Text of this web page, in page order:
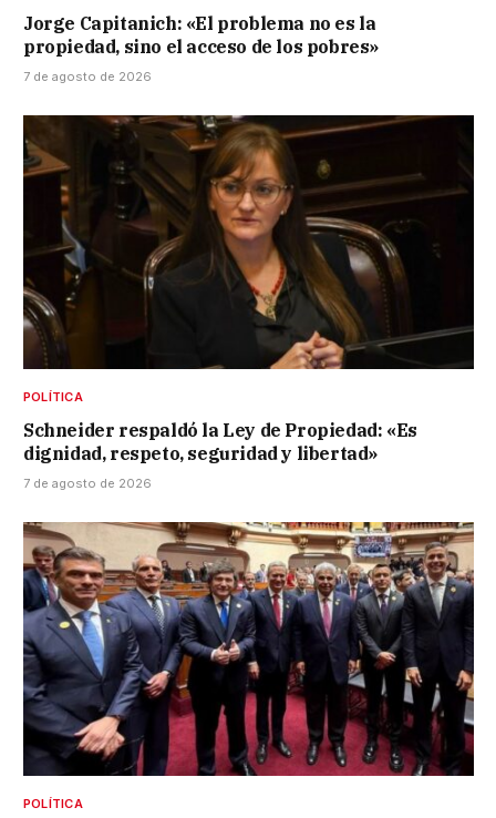
Jorge Capitanich: «El problema no es la
propiedad, sino el acceso de los pobres»
7 de agosto de 2026
POLÍTICA
Schneider respaldó la Ley de Propiedad: «Es
dignidad, respeto, seguridad y libertad»
7 de agosto de 2026
POLÍTICA